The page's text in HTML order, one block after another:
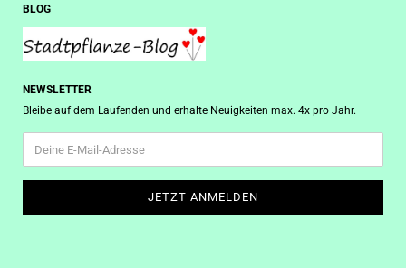
BLOG
NEWSLETTER
Bleibe auf dem Laufenden und erhalte Neuigkeiten max. 4x pro Jahr.